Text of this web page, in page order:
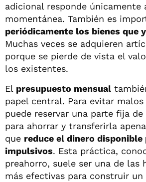
adicional responde únicamente
momentánea. También es
periódicamente los bienes que
Muchas veces se adquieren
porque se pierde de vista el
los existentes.
El presupuesto mensual
papel central. Para evitar
puede reservar una parte fija
para ahorrar y transferirla
que reduce el dinero disponible
impulsivos. Esta práctica,
preahorro, suele ser una de las
más efectivas para construir un